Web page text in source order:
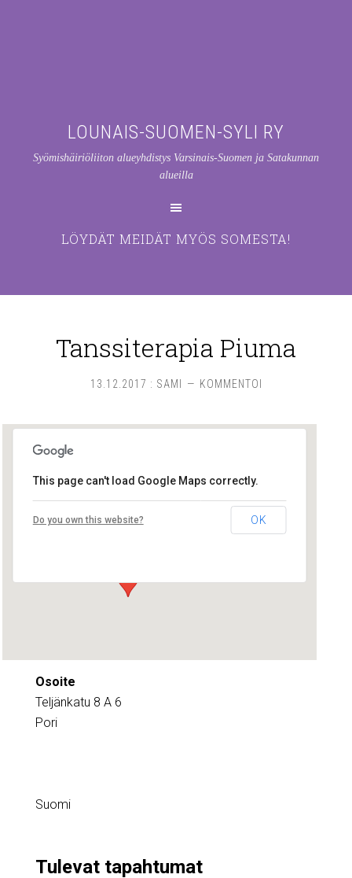
LOUNAIS-SUOMEN-SYLI RY
Syömishäiriöliiton alueyhdistys Varsinais-Suomen ja Satakunnan
alueilla
LÖYDÄT MEIDÄT MYÖS SOMESTA!
Tanssiterapia Piuma
13.12.2017 : SAMI KOMMENTOI
Tanssiterapia Piuma
Teljänkatu 8 A 6 - Pori
This page can't load Google Maps correctly.
Do you own this website? OK
Osoite
Teljänkatu 8 A 6
Pori
Suomi
Tulevat tapahtumat